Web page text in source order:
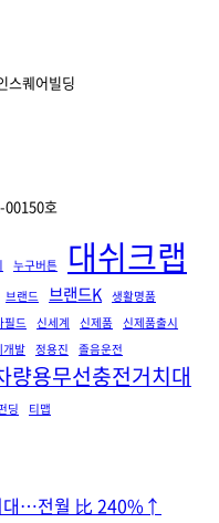
스퀘어빌딩
00150호
누구버튼 대쉬크랩
브랜드 브랜드K 생활명품
필드 신세계 신제품 신제품출시
개발 정용진 졸음운전
량용무선충전거치대
딩 티맵
대…전월 比 240%↑